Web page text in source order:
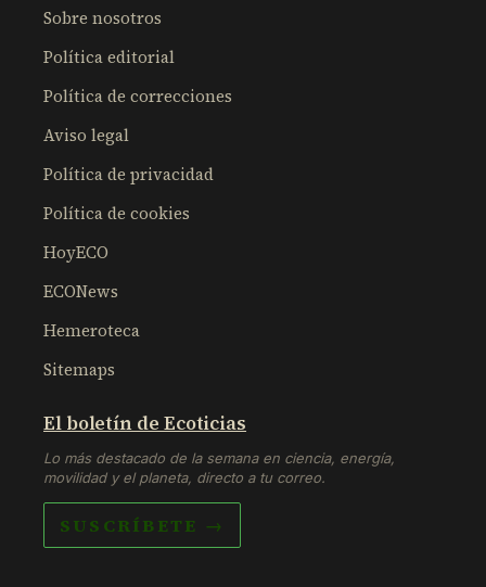
Sobre nosotros
Política editorial
Política de correcciones
Aviso legal
Política de privacidad
Política de cookies
HoyECO
ECONews
Hemeroteca
Sitemaps
El boletín de Ecoticias
Lo más destacado de la semana en ciencia, energía,
movilidad y el planeta, directo a tu correo.
SUSCRÍBETE →